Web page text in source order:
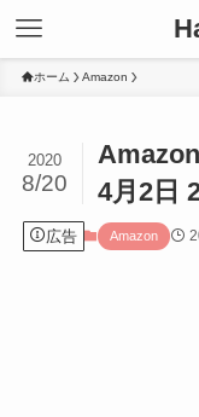
ホーム Amazon
4月2日
2020
8/20
広告 Amazon